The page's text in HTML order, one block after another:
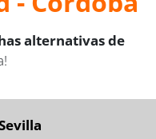
alternativas de